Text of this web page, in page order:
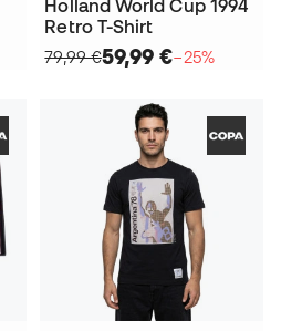
Holland World Cup 1994
Retro T-Shirt
79,99 €59,99 €−25%